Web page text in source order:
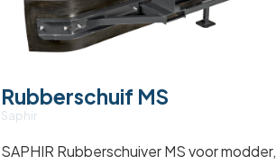
Rubberschuif MS
Saphir
SAPHIR Rubberschuiver MS voor modder,